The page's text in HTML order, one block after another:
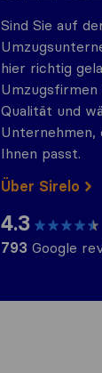
Sind Sie auf
hier richtig
Umzugsfirmen
Qualität und
Unternehmen,
Ihnen passt.
Über Sirelo
4.3
793 Google